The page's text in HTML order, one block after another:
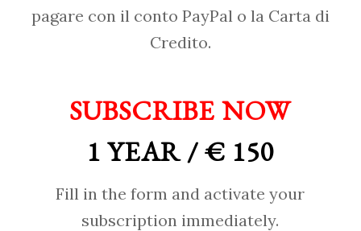
pagare con il conto PayPal o la Carta di
Credito.
SUBSCRIBE NOW
1 YEAR / € 150
Fill in the form and activate your
subscription immediately.